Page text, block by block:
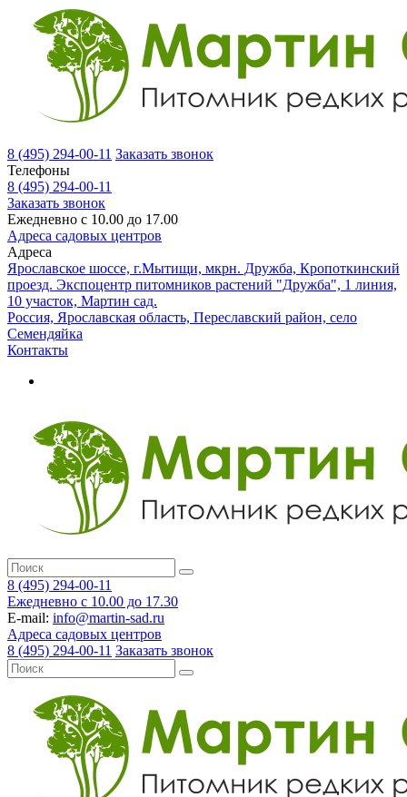
8 (495) 294-00-11 Заказать звонок
Телефоны
8 (495) 294-00-11
Заказать звонок
Ежедневно с 10.00 до 17.00
Адреса садовых центров
Адреса
Ярославское шоссе, г.Мытищи, мкрн. Дружба, Кропоткинский
проезд. Экспоцентр питомников растений "Дружба", 1 линия,
10 участок, Мартин сад.
Россия, Ярославская область, Переславский район, село
Семендяйка
Контакты
8 (495) 294-00-11
Ежедневно с 10.00 до 17.30
E-mail: info@martin-sad.ru
Адреса садовых центров
8 (495) 294-00-11 Заказать звонок